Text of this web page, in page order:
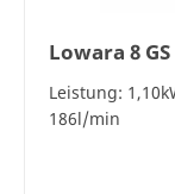
Lowara 8
Leistung:
186l/min